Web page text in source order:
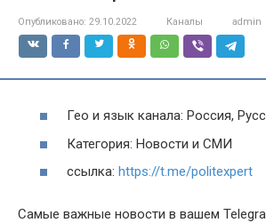
Опубликовано: 29.10.2022 Каналы admin
Гео и язык канала: Россия,
Категория: Новости и СМИ
ссылка: https://t.me/politexpert
Самые важные новости в вашем